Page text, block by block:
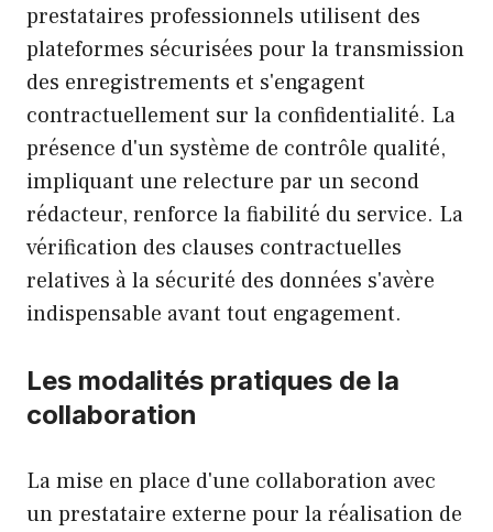
prestataires professionnels utilisent des
plateformes sécurisées pour la transmission
des enregistrements et s'engagent
contractuellement sur la confidentialité. La
présence d'un système de contrôle qualité,
impliquant une relecture par un second
rédacteur, renforce la fiabilité du service. La
vérification des clauses contractuelles
relatives à la sécurité des données s'avère
indispensable avant tout engagement.
Les modalités pratiques de la
collaboration
La mise en place d'une collaboration avec
un prestataire externe pour la réalisation de